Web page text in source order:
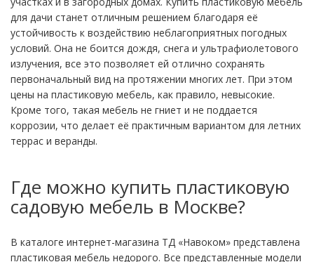
для дачи станет отличным решением благодаря её
устойчивость к воздействию неблагоприятных погодных
условий. Она не боится дождя, снега и ультрафиолетового
излучения, все это позволяет ей отлично сохранять
первоначальный вид на протяжении многих лет. При этом
цены на пластиковую мебель, как правило, невысокие.
Кроме того, такая мебель не гниет и не поддается
коррозии, что делает её практичным вариантом для летних
террас и веранды.
Где можно купить пластиковую
садовую мебель в Москве?
В каталоге интернет-магазина ТД «Навоком» представлена
пластиковая мебель недорого. Все представленные модели